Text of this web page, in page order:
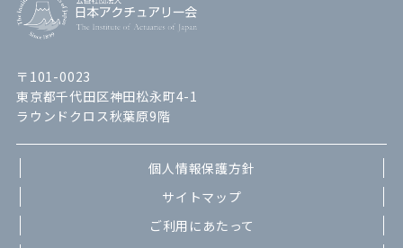
〒101-0023
東京都千代田区神田松永町4-1
ラウンドクロス秋葉原9階
個人情報保護方針
サイトマップ
ご利用にあたって